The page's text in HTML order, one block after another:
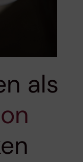
als